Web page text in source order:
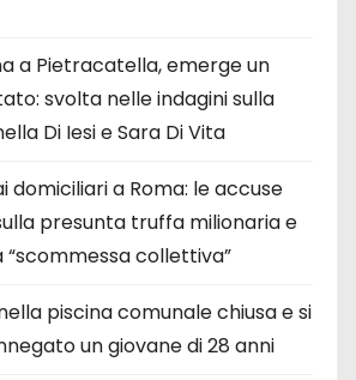
a Pietracatella, emerge un
svolta nelle indagini sulla
Di Iesi e Sara Di Vita
domiciliari a Roma: le accuse
presunta truffa milionaria e
“scommessa collettiva”
piscina comunale chiusa e si
un giovane di 28 anni